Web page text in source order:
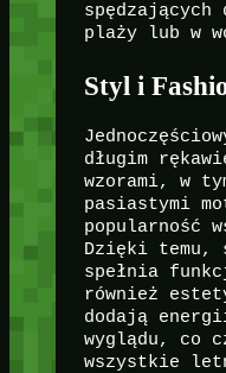
spędzających
plaży lub w
Styl i
długim
wzorami, w
pasiastymi
popularność
Dzięki
spełnia
również
dodają
wyglądu, co
wszystkie